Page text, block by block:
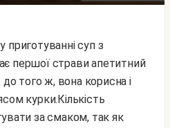
першої страви апетитний
до того ж, вона корисна і
курки.Кількість
за смаком, так як